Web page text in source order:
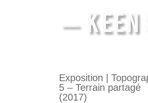
— KEEN
Exposition |
5 – Terrain partagé
(2017)